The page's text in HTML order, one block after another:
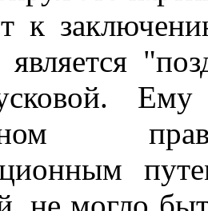
к
является